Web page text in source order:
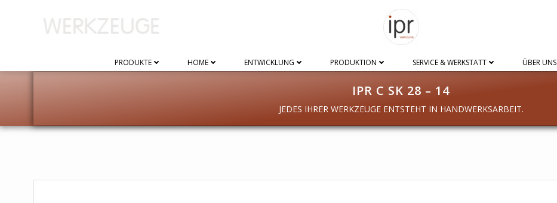
PRODUKTE HOME ENTWICKLUNG PRODUKTION SERVICE & WERKSTATT ÜBER UNS
IPR C SK 28 – 14
JEDES IHRER WERKZEUGE ENTSTEHT IN HANDWERKSARBEIT.